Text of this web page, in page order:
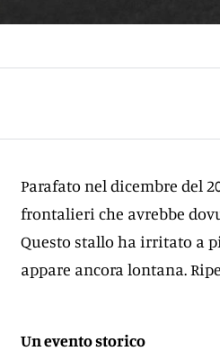
Parafato nel dicembre del
frontalieri che avrebbe
Questo stallo ha irritato a
appare ancora lontana.
Un evento storico